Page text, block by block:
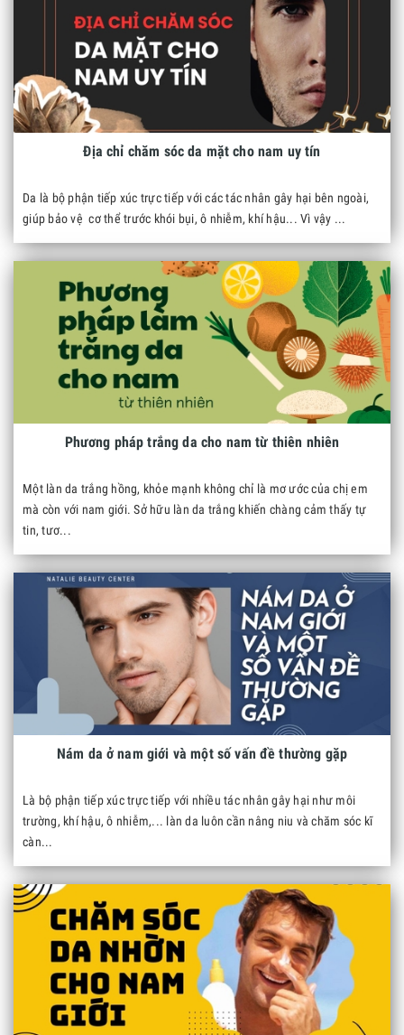
Địa chỉ chăm sóc da mặt cho nam uy tín
Da là bộ phận tiếp xúc trực tiếp với các tác nhân gây hại bên ngoài,
giúp bảo vệ cơ thể trước khói bụi, ô nhiễm, khí hậu... Vì vậy ...
Phương pháp trắng da cho nam từ thiên nhiên
Một làn da trắng hồng, khỏe mạnh không chỉ là mơ ước của chị em
mà còn với nam giới. Sở hữu làn da trắng khiến chàng cảm thấy tự
tin, tươ...
Nám da ở nam giới và một số vấn đề thường gặp
Là bộ phận tiếp xúc trực tiếp với nhiều tác nhân gây hại như môi
trường, khí hậu, ô nhiễm,... làn da luôn cần nâng niu và chăm sóc kĩ
càn...